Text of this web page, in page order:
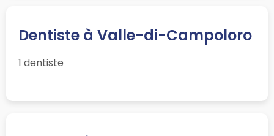
Dentiste à Valle-di-Campoloro
1 dentiste